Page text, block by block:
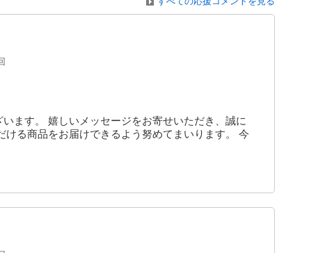
ます。 嬉しいメッセージをお寄せいただき、誠に
る商品をお届けできるよう努めてまいります。 今